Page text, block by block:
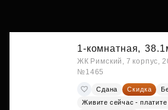
1-комнатная,
ЖК Римский, 7 корпус,
№1465
Сдана Скидка
Живите сейчас -